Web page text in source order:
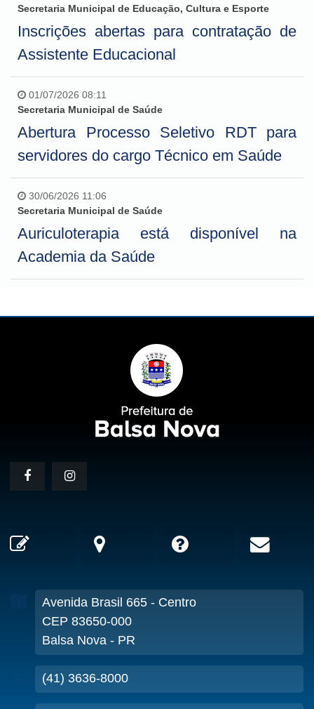
Secretaria Municipal de Educação, Cultura e Esporte
Inscrições abertas para contratação de
Assistente Educacional
01/07/2026 08:11
Secretaria Municipal de Saúde
Abertura Processo Seletivo RDT para
servidores do cargo Técnico em Saúde
30/06/2026 11:06
Secretaria Municipal de Saúde
Auriculoterapia está disponível na
Academia da Saúde
Avenida Brasil 665 - Centro
CEP 83650-000
Balsa Nova - PR
(41) 3636-8000